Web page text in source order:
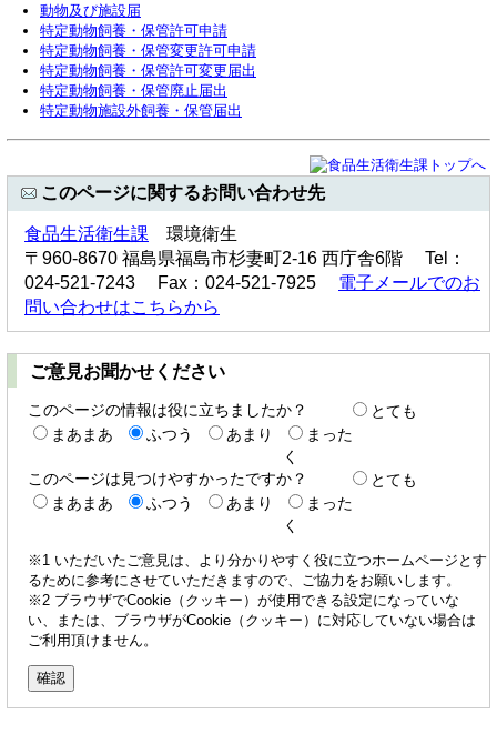
動物及び施設届
特定動物飼養・保管許可申請
特定動物飼養・保管変更許可申請
特定動物飼養・保管許可変更届出
特定動物飼養・保管廃止届出
特定動物施設外飼養・保管届出
このページに関するお問い合わせ先
食品生活衛生課 環境衛生
〒960-8670 福島県福島市杉妻町2-16 西庁舎6階 Tel：
024-521-7243 Fax：024-521-7925 電子メールでのお
問い合わせはこちらから
ご意見お聞かせください
このページの情報は役に立ちましたか？
とても
まあまあ
ふつう あまり
まった
く
このページは見つけやすかったですか？
とても
まあまあ
ふつう あまり
まった
く
※1 いただいたご意見は、より分かりやすく役に立つホームページとす
るために参考にさせていただきますので、ご協力をお願いします。
※2 ブラウザでCookie（クッキー）が使用できる設定になっていな
い、または、ブラウザがCookie（クッキー）に対応していない場合は
ご利用頂けません。